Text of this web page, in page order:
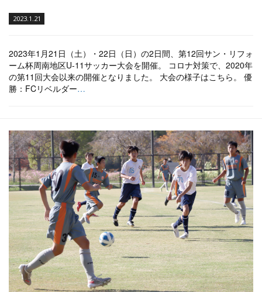
2023.1.21
2023年1月21日（土）・22日（日）の2日間、第12回サン・リフォ
ーム杯周南地区U-11サッカー大会を開催。 コロナ対策で、2020年
の第11回大会以来の開催となりました。 大会の様子はこちら。 優
勝：FCリベルダー…